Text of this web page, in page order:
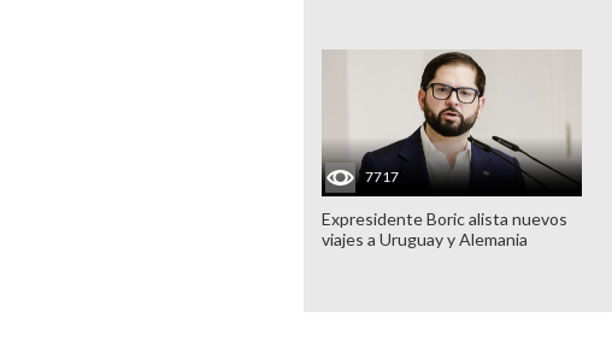
7717
Expresidente Boric alista nuevos
viajes a Uruguay y Alemania